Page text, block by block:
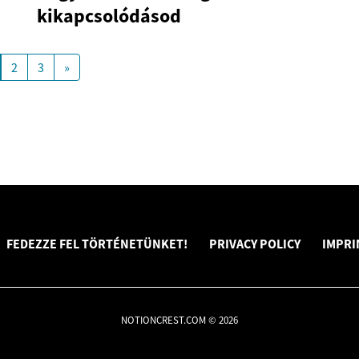
kikapcsolódásod
2 3 »
FEDEZZE FEL TÖRTÉNETÜNKET! PRIVACY POLICY
NOTIONCREST.COM © 2026